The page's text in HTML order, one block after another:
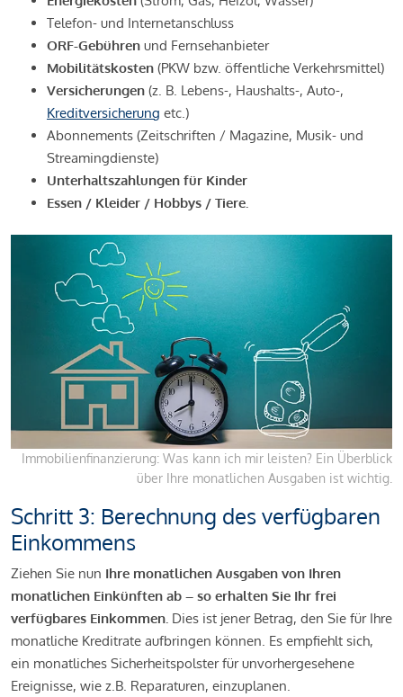
Telefon- und Internetanschluss
ORF-Gebühren und Fernsehanbieter
Mobilitätskosten (PKW bzw. öffentliche Verkehrsmittel)
Versicherungen (z. B. Lebens-, Haushalts-, Auto-,
Kreditversicherung etc.)
Abonnements (Zeitschriften / Magazine, Musik- und
Streamingdienste)
Unterhaltszahlungen für Kinder
Essen / Kleider / Hobbys / Tiere.
Immobilienfinanzierung: Was kann ich mir leisten? Ein Überblick
über Ihre monatlichen Ausgaben ist wichtig.
Schritt 3: Berechnung des verfügbaren
Einkommens
Ziehen Sie nun Ihre monatlichen Ausgaben von Ihren
monatlichen Einkünften ab – so erhalten Sie Ihr frei
verfügbares Einkommen. Dies ist jener Betrag, den Sie für Ihre
monatliche Kreditrate aufbringen können. Es empfiehlt sich,
ein monatliches Sicherheitspolster für unvorhergesehene
Ereignisse, wie z.B. Reparaturen, einzuplanen.